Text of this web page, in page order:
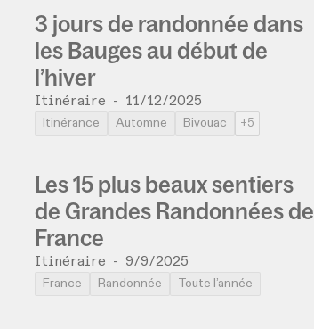
3 jours de randonnée dans
les Bauges au début de
l’hiver
Itinéraire - 11/12/2025
Itinérance Automne Bivouac +5
Les 15 plus beaux sentiers
de Grandes Randonnées de
France
Itinéraire - 9/9/2025
France Randonnée Toute l’année